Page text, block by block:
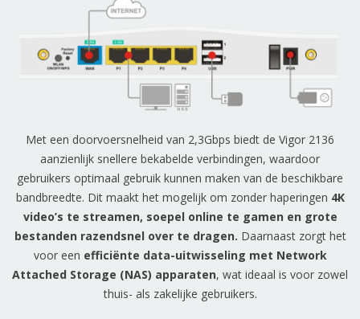
Met een doorvoersnelheid van 2,3Gbps biedt de Vigor 2136
aanzienlijk snellere bekabelde verbindingen, waardoor
gebruikers optimaal gebruik kunnen maken van de beschikbare
bandbreedte. Dit maakt het mogelijk om zonder haperingen 4K
video’s te streamen, soepel online te gamen en grote
bestanden razendsnel over te dragen. Daarnaast zorgt het
voor een efficiënte data-uitwisseling met Network
Attached Storage (NAS) apparaten, wat ideaal is voor zowel
thuis- als zakelijke gebruikers.